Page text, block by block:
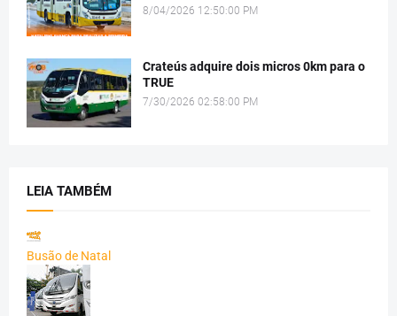
8/04/2026 12:50:00 PM
Crateús adquire dois micros 0km para o
TRUE
7/30/2026 02:58:00 PM
LEIA TAMBÉM
Busão de Natal